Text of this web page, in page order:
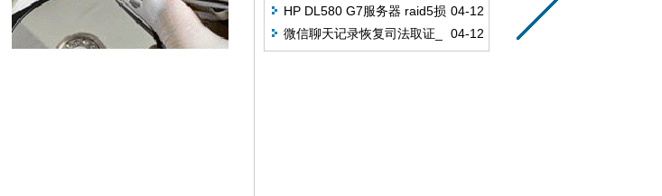
恢复成功
04-12
HP DL580 G7服务器 raid5损
坏 硬盘报警恢复成功
04-12
微信聊天记录恢复司法取证_
聊天纪录恢复成功